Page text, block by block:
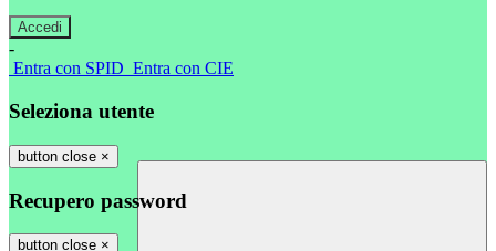
-
Entra con SPID Entra con CIE
Seleziona utente
button close ×
Recupero password
button close ×